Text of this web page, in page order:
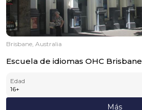
Brisbane, Australia
Escuela de idiomas OHC Brisbane
Edad
16+
Más